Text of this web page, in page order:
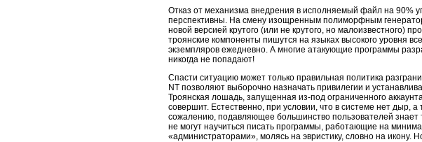
Отказ от механизма внедрения в исполняемый файл на 90%
перспективны. На смену изощренным полиморфным
новой версией крутого (или не крутого, но малоизвестного)
троянские компоненты пишутся на языках высокого уровня
экземпляров ежедневно. А многие атакующие программы
никогда не попадают!
Спасти ситуацию может только правильная политика
NT позволяют выборочно назначать привилегии и
Троянская лошадь, запущенная из-под ограниченного
совершит. Естественно, при условии, что в системе нет дыр,
сожалению, подавляющее большинство пользователей знает
не могут научиться писать программы, работающие на
«администраторами», молясь на эвристику, словно на икону.